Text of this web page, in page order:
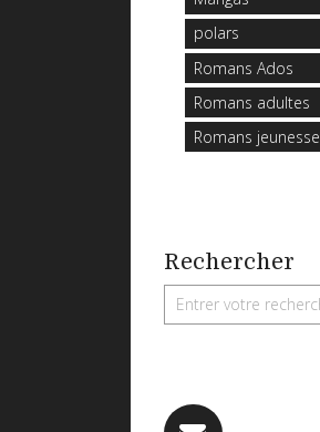
polars
Romans Ados
Romans adultes
Romans jeunesse
Rechercher